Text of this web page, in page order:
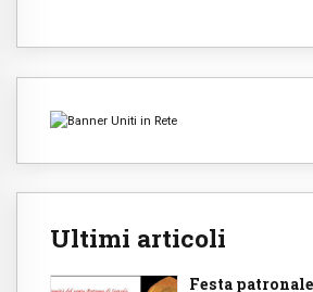
Ultimi articoli
Festa